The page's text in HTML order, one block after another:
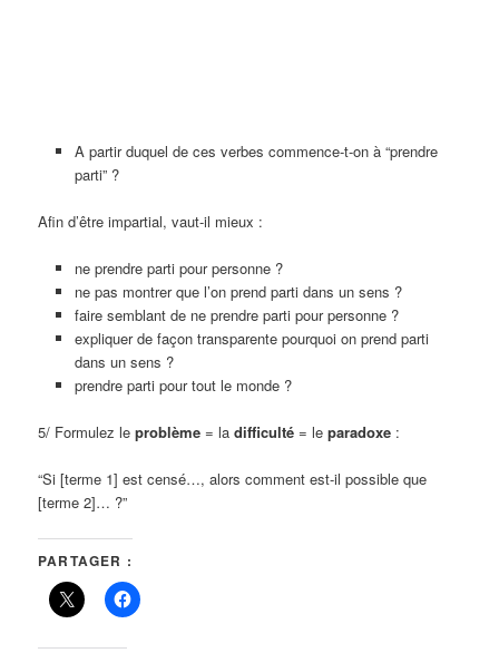
A partir duquel de ces verbes commence-t-on à “prendre
parti” ?
Afin d’être impartial, vaut-il mieux :
ne prendre parti pour personne ?
ne pas montrer que l’on prend parti dans un sens ?
faire semblant de ne prendre parti pour personne ?
expliquer de façon transparente pourquoi on prend parti
dans un sens ?
prendre parti pour tout le monde ?
5/ Formulez leproblème = ladifficulté = leparadoxe :
“Si [terme 1] est censé…, alors comment est-il possible que
[terme 2]… ?”
PARTAGER :